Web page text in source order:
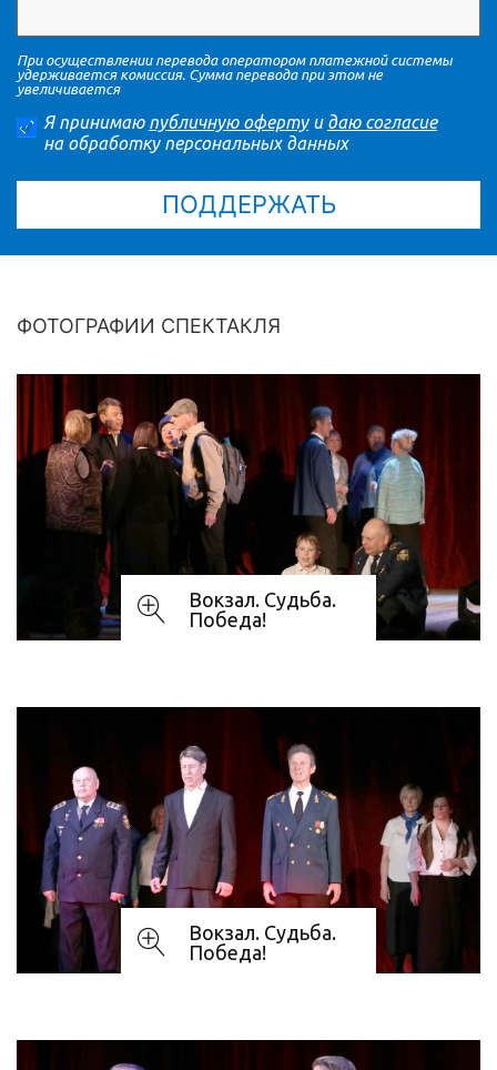
При осуществлении перевода оператором платежной системы
удерживается комиссия. Сумма перевода при этом не
увеличивается
Я принимаю публичную офертуи даю согласие
на обработку персональных данных
ФОТОГРАФИИ СПЕКТАКЛЯ
Вокзал. Судьба.
Победа!
Вокзал. Судьба.
Победа!